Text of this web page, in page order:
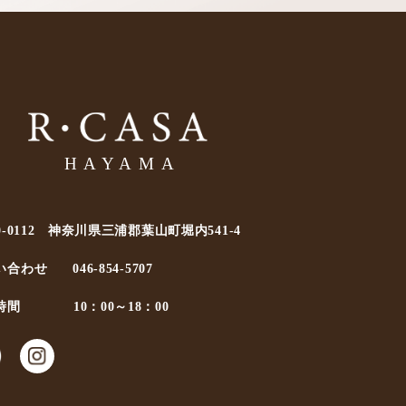
0112 神奈川県三浦郡葉山町堀内541-4
合わせ 046-854-5707
間 10：00～18：00